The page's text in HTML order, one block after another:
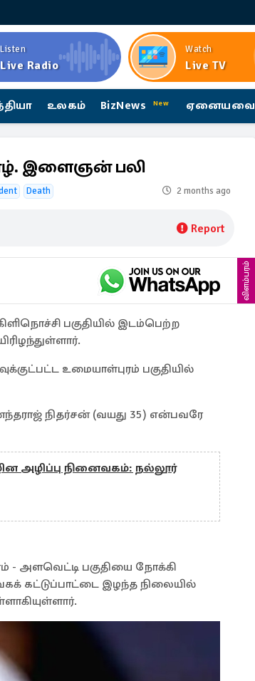
Listen
Live Radio
Watch
Live TV
உலகம் BizNews New ஏனையவை
இளைஞன் பலி
Death 2 months ago
Report
விளம்பரம்
பகுதியில் இடம்பெற்ற
உமையாள்புரம் பகுதியில்
நிதர்சன் (வயது 35) என்பவரே
அழிப்பு நினைவகம்: நல்லூர்
- அளவெட்டி பகுதியை நோக்கி
கட்டுப்பாட்டை இழந்த நிலையில்